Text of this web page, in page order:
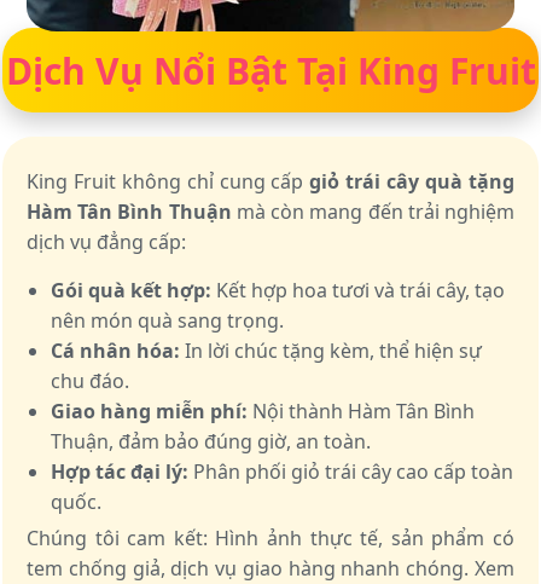
Dịch Vụ Nổi Bật Tại King Fruit
King Fruit không chỉ cung cấpgiỏ trái cây quà tặng
Hàm Tân Bình Thuận mà còn mang đến trải nghiệm
dịch vụ đẳng cấp:
Gói quà kết hợp: Kết hợp hoa tươi và trái cây, tạo
nên món quà sang trọng.
Cá nhân hóa: In lời chúc tặng kèm, thể hiện sự
chu đáo.
Giao hàng miễn phí: Nội thành Hàm Tân Bình
Thuận, đảm bảo đúng giờ, an toàn.
Hợp tác đại lý: Phân phối giỏ trái cây cao cấp toàn
quốc.
Chúng tôi cam kết: Hình ảnh thực tế, sản phẩm có
tem chống giả, dịch vụ giao hàng nhanh chóng. Xem